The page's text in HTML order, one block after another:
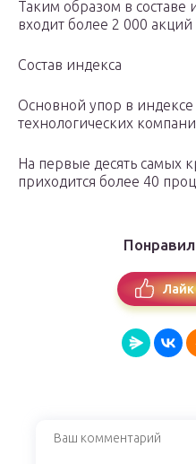
Таким образом в составе
входит более 2 000
Состав индекса
Основной упор в
технологических
На первые десять самых
приходится более 40
Лайк